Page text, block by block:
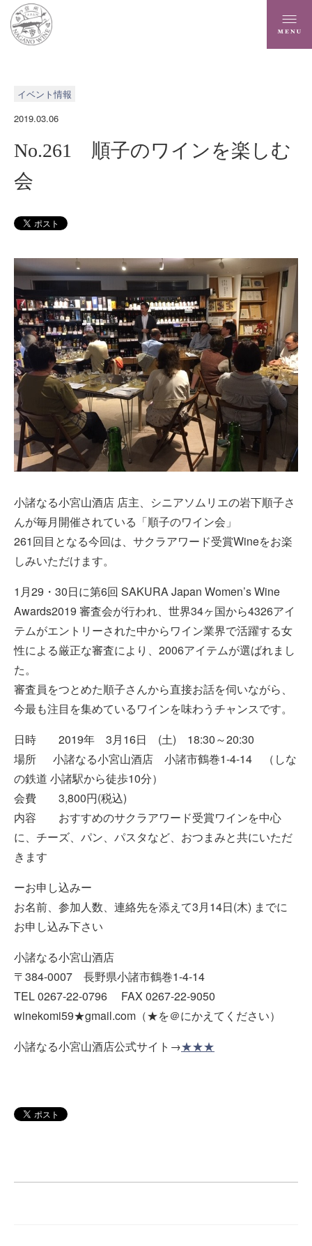
イベント情報
2019.03.06
No.261 順子のワインを楽しむ
会
小諸なる小宮山酒店 店主、シニアソムリエの岩下順子さ
んが毎月開催されている「順子のワイン会」
261回目となる今回は、サクラアワード受賞Wineをお楽
しみいただけます。
1月29・30日に第6回 SAKURA Japan Women’s Wine
Awards2019 審査会が行われ、世界34ヶ国から4326アイ
テムがエントリーされた中からワイン業界で活躍する女
性による厳正な審査により、2006アイテムが選ばれまし
た。
審査員をつとめた順子さんから直接お話を伺いながら、
今最も注目を集めているワインを味わうチャンスです。
日時 2019年 3月16日 (土) 18:30～20:30
場所 小諸なる小宮山酒店 小諸市鶴巻1-4-14 （しな
の鉄道 小諸駅から徒歩10分）
会費 3,800円(税込)
内容 おすすめのサクラアワード受賞ワインを中心
に、チーズ、パン、パスタなど、おつまみと共にいただ
きます
ーお申し込みー
お名前、参加人数、連絡先を添えて3月14日(木) までに
お申し込み下さい
小諸なる小宮山酒店
〒384-0007 長野県小諸市鶴巻1-4-14
TEL 0267-22-0796 FAX 0267-22-9050
winekomi59★gmail.com（★を＠にかえてください）
小諸なる小宮山酒店公式サイト→★★★